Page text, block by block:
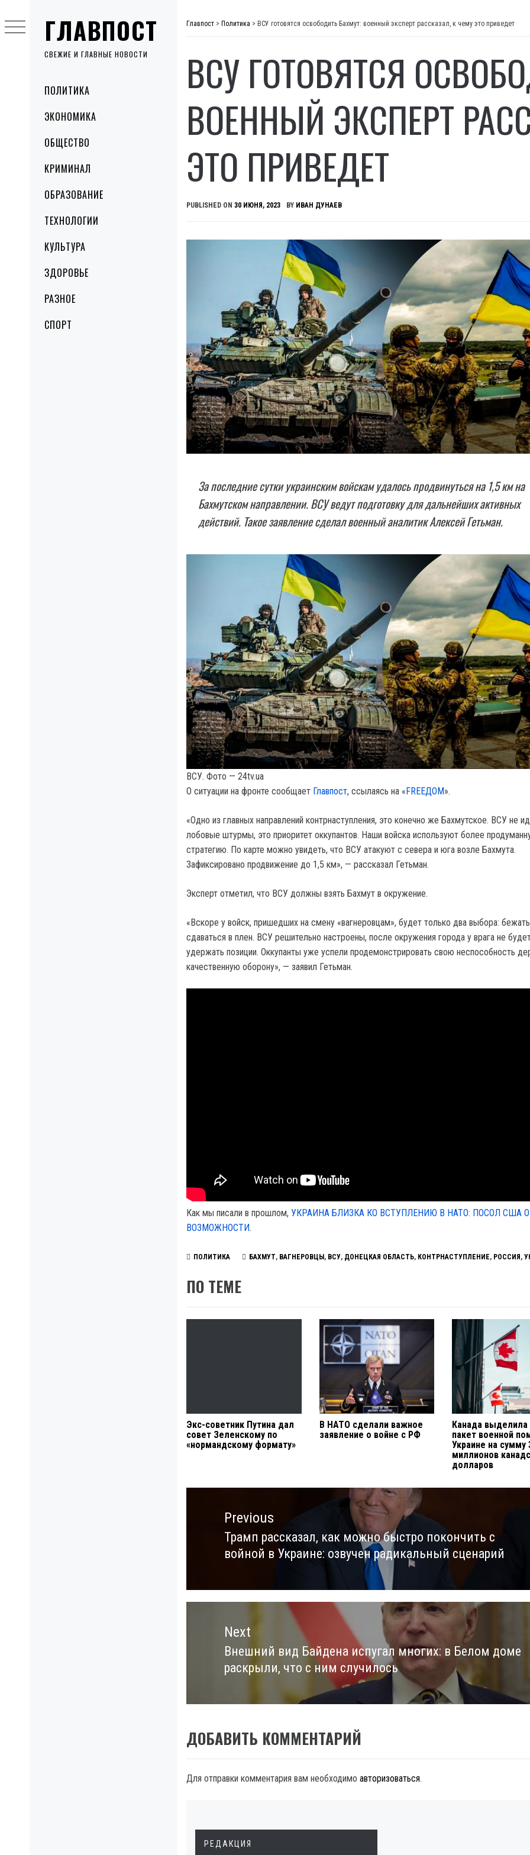
ГЛАВПОСТ
СВЕЖИЕ И ГЛАВНЫЕ НОВОСТИ
MenuПОЛИТИКА
ЭКОНОМИКА
ОБЩЕСТВО
КРИМИНАЛ
ОБРАЗОВАНИЕ
ТЕХНОЛОГИИ
КУЛЬТУРА
ЗДОРОВЬЕ
РАЗНОЕ
СПОРТ
to
content
Главпост > Политика > ВСУ готовятся освободить Бахмут: военный эксперт рассказал, к чему это приведет
ВСУ ГОТОВЯТСЯ
ВОЕННЫЙ ЭКСПЕРТ
ЭТО ПРИВЕДЕТ
PUBLISHED ON 30 ИЮНЯ, 2023 BY ИВАН ДУНАЕВ
За последние сутки украинским войскам удалось продвинуться на 1,5 км на
Бахмутском направлении. ВСУ ведут подготовку для дальнейших активных
действий. Такое заявление сделал военный аналитик Алексей Гетьман.
ВСУ. Фото — 24tv.ua
О ситуации на фронте сообщает Главпост, ссылаясь на «FREEДОМ».
«Одно из главных направлений контрнаступления, это конечно же Бахмутское. ВСУ не
лобовые штурмы, это приоритет оккупантов. Наши войска используют более
стратегию. По карте можно увидеть, что ВСУ атакуют с севера и юга возле Бахмута.
Зафиксировано продвижение до 1,5 км», — рассказал Гетьман.
Эксперт отметил, что ВСУ должны взять Бахмут в окружение.
«Вскоре у войск, пришедших на смену «вагнеровцам», будет только два выбора:
сдаваться в плен. ВСУ решительно настроены, после окружения города у врага не
удержать позиции. Оккупанты уже успели продемонстрировать свою неспособность
качественную оборону», — заявил Гетьман.
Как мы писали в прошлом, УКРАИНА БЛИЗКА КО ВСТУПЛЕНИЮ В НАТО: ПОСОЛ США
ВОЗМОЖНОСТИ.
ПОЛИТИКА БАХМУТ, ВАГНЕРОВЦЫ, ВСУ, ДОНЕЦКАЯ ОБЛАСТЬ, КОНТРНАСТУПЛЕНИЕ, РОССИЯ,
ПО ТЕМЕ
Экс-советник Путина дал
совет Зеленскому по
«нормандскому формату»
В НАТО сделали важное
заявление о войне с РФ
Канада
пакет военной
Украине на сумму
миллионов
долларов
Навигация
записямPrevious
Previous
post:
Трамп рассказал, как можно быстро покончить с
войной в Украине: озвучен радикальный сценарий
Next
Next
post:
Внешний вид Байдена испугал многих: в Белом доме
раскрыли, что с ним случилось
ДОБАВИТЬ КОММЕНТАРИЙ
Для отправки комментария вам необходимо авторизоваться.
РЕДАКЦИЯ